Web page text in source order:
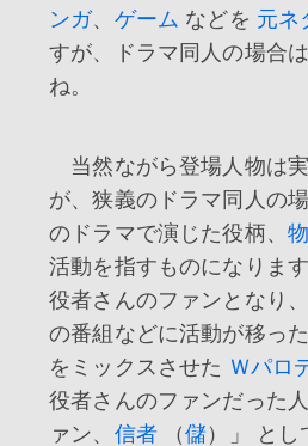
ンガ、 ゲーム などを 元ネ
すが、ドラマ同人の場合
ね。
当然ながら登場人物は
が、狭義のドラマ同人の
のドラマで演じた役柄、
活動を指すものになりま
役者さんのファンとなり
の番組などに活動が移っ
をミックスさせた Ｗパロ
役者さんのファンだった
ァン、 信者（儲）」 と